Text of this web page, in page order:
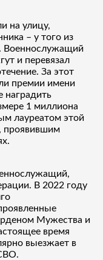
на улицу,
– у того из
Военнослужащий
и перевязал
За этот
премии имени
наградить
1 миллиона
лауреатом этой
проявившим
В 2022 году
Мужества и
время
выезжает в